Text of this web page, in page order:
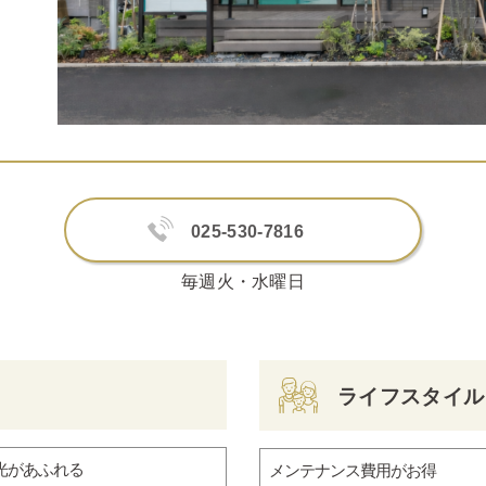
025-530-7816
毎週火・水曜日
があふれる
ライフスタイル
メンテナンス費用がお得